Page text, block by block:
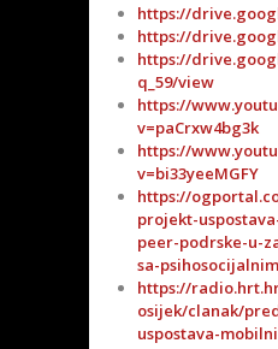
https://
https://
https://
q_59/view
https://
v=paCrxw4bg3k
https://
v=bi33yeeMGFY
https://
projekt-
peer-podrske-u-
sa-
https://
osijek/clanak/
uspostava-